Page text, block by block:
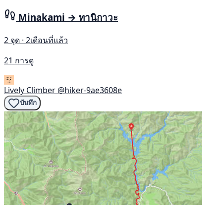
Minakami → ทานิกาวะ
2 จุด · 2เดือนที่แล้ว
21 การดู
Lively Climber @hiker-9ae3608e
บันทึก